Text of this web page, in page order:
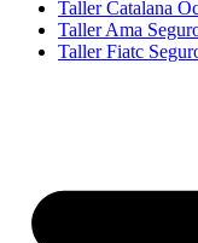
Taller Catalana
Taller Ama
Taller Fiatc